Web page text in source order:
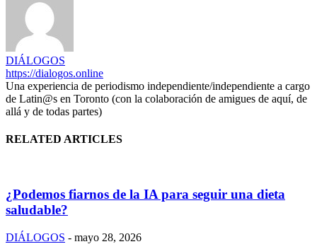
DIÁLOGOS
https://dialogos.online
Una experiencia de periodismo independiente/independiente a cargo
de Latin@s en Toronto (con la colaboración de amigues de aquí, de
allá y de todas partes)
RELATED ARTICLES
¿Podemos fiarnos de la IA para seguir una dieta
saludable?
DIÁLOGOS - mayo 28, 2026